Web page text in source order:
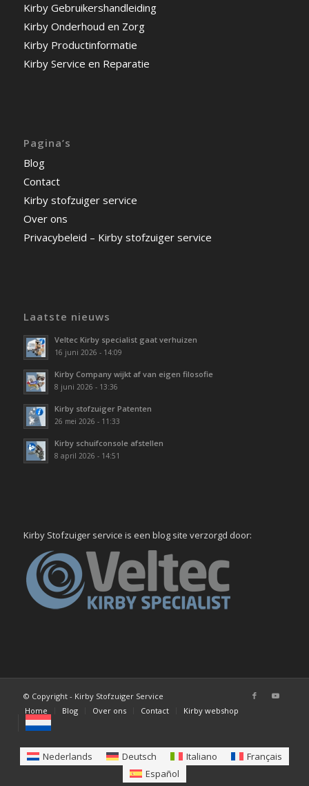
Kirby Gebruikershandleiding
Kirby Onderhoud en Zorg
Kirby Productinformatie
Kirby Service en Reparatie
Pagina’s
Blog
Contact
Kirby stofzuiger service
Over ons
Privacybeleid – Kirby stofzuiger service
Laatste nieuws
Veltec Kirby specialist gaat verhuizen
16 juni 2026 - 14:09
Kirby Company wijkt af van eigen filosofie
8 juni 2026 - 13:36
Kirby stofzuiger Patenten
26 mei 2026 - 11:33
Kirby schuifconsole afstellen
8 april 2026 - 14:51
Kirby Stofzuiger service is een blog site verzorgd door:
© Copyright - Kirby Stofzuiger Service
Home
Blog Over ons Contact Kirby webshop
Nederlands Deutsch Italiano
Français
Español